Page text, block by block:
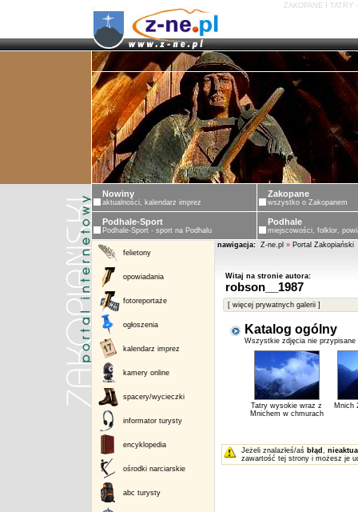
ZAKOPANE I TATRY
Nowiny
aktualności, kalendarz imprez
Zakopane
wszystko o Zakopanem
Podhale-Sport
Podhale-Sport - sport na Podhalu
Podhale
miejscowości, folklor,
felietony
opowiadania
fotoreportaże
ogłoszenia
kalendarz imprez
kamery online
spacery/wycieczki
informator turysty
encyklopedia
ośrodki narciarskie
abc turysty
nawigacja: Z-ne.pl » Portal Zakopiański
Witaj na stronie autora:
robson__1987
[ więcej prywatnych galerii ]
Katalog ogólny
Wszystkie zdjęcia nie
Tatry wysokie wraz z
Mnichem w chmurach
Mnich
Jeżeli znalazłeś/aś błąd ,
zawartość tej strony i możesz je